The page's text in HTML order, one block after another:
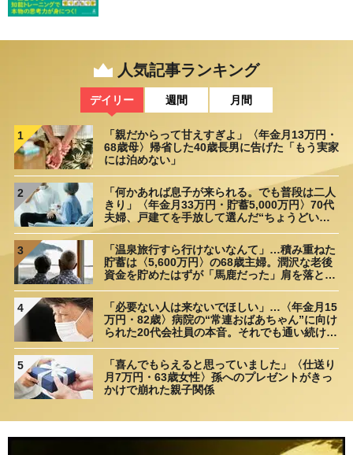
人気記事ランキング
デイリー 週間 月間
1
「親だからって甘えすぎよ」〈年金月13万円・
68歳母〉帰省した40歳長男に告げた「もう実家
には泊めない」
2
「何かあれば息子が来られる。でも普段は二人
きり」〈年金月33万円・貯蓄5,000万円〉70代
夫婦、戸建てを手放して選んだ“ちょうどいい
距離”
3
「温泉旅行すら行けないなんて」…積み重ねた
貯蓄は〈5,600万円〉の68歳主婦。潤沢な老後
資金を貯めたはずが「馬鹿だった」肩を落とす
理由
4
「必要ない人は来ないでほしい」…〈年金月15
万円・82歳〉病院の“常連おばあちゃん”に向け
られた20代会社員の本音。それでも通い続ける
理由
5
「喜んでもらえると思っていました」〈仕送り
月7万円・63歳女性〉孫へのプレゼントがきっ
かけで崩れた親子関係